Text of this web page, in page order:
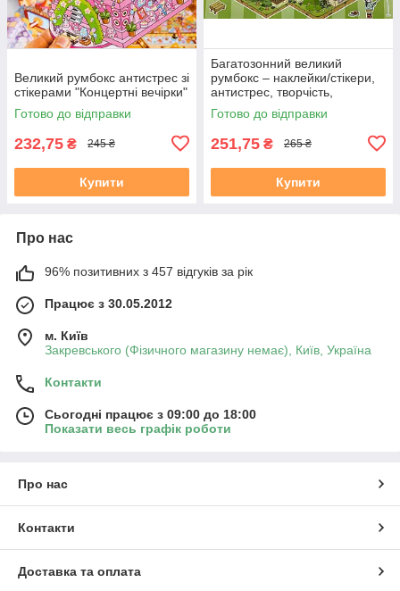
Великий румбокс антистрес зі
стікерами "Концертні вечірки"
Готово до відправки
232,75 ₴ 245 ₴
Купити
Багатозонний великий
румбокс – наклейки/стікери,
антистрес, творчість,
дозвілля "Щаслива ферма"
Готово до відправки
251,75 ₴ 265 ₴
Купити
Про нас
96% позитивних з 457 відгуків за рік
Працює з 30.05.2012
м. Київ
Закревського (Фізичного магазину немає), Київ, Україна
Контакти
Сьогодні працює з 09:00 до 18:00
Показати весь графік роботи
Про нас
Контакти
Доставка та оплата